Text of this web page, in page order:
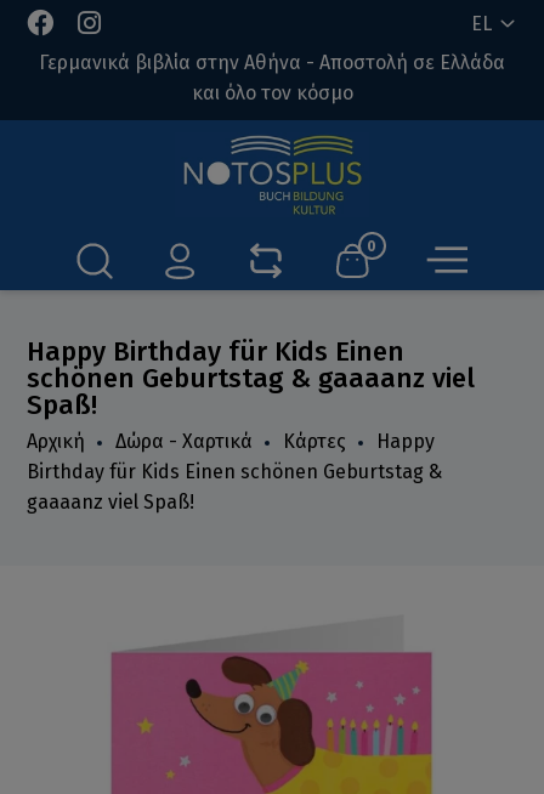
EL
Γερμανικά βιβλία στην Αθήνα - Αποστολή σε Ελλάδα
και όλο τον κόσμο
0
Happy Birthday für Kids Einen
schönen Geburtstag & gaaaanz viel
Spaß!
Αρχική Δώρα - Χαρτικά Κάρτες
Happy
Birthday für Kids Einen schönen Geburtstag &
gaaaanz viel Spaß!